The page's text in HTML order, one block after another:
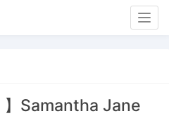
】Samantha Jane